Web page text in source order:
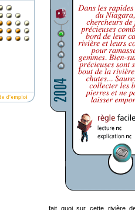
fait quoi sur cette rivière